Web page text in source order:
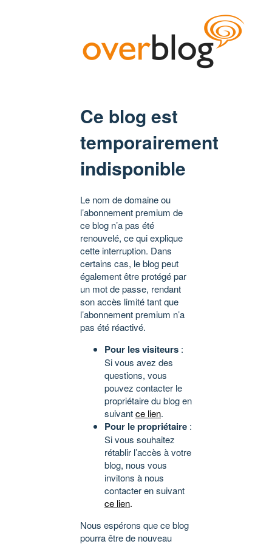
Ce blog est
temporairement
indisponible
Le nom de domaine ou
l’abonnement premium de
ce blog n’a pas été
renouvelé, ce qui explique
cette interruption. Dans
certains cas, le blog peut
également être protégé par
un mot de passe, rendant
son accès limité tant que
l’abonnement premium n’a
pas été réactivé.
Pour les visiteurs :
Si vous avez des
questions, vous
pouvez contacter le
propriétaire du blog en
suivantce lien.
Pour le propriétaire :
Si vous souhaitez
rétablir l’accès à votre
blog, nous vous
invitons à nous
contacter en suivant
ce lien.
Nous espérons que ce blog
pourra être de nouveau